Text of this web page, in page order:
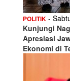
POLITIK -
Kunjungi
Apresiasi
Ekonomi di